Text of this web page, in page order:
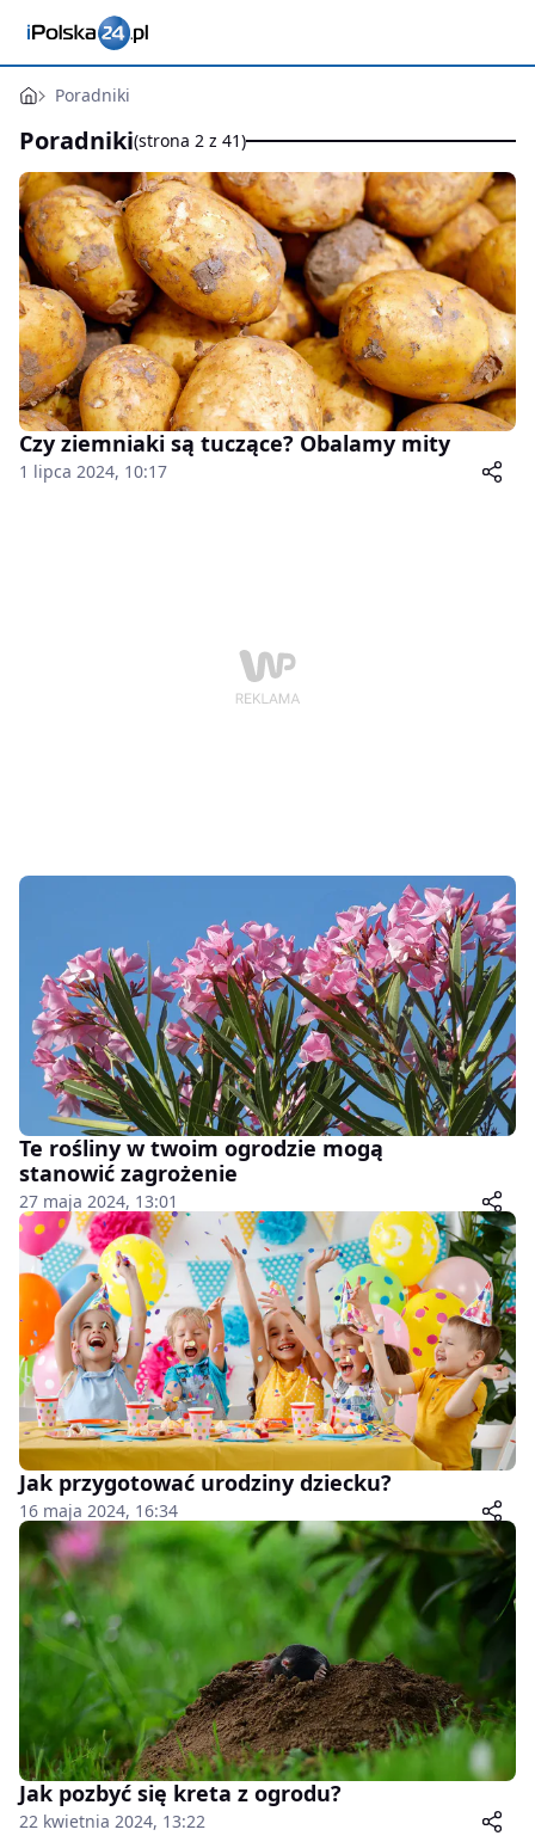
Poradniki
Poradniki(strona 2 z 41)
Czy ziemniaki są tuczące? Obalamy mity
1 lipca 2024, 10:17
Te rośliny w twoim ogrodzie mogą
stanowić zagrożenie
27 maja 2024, 13:01
Jak przygotować urodziny dziecku?
16 maja 2024, 16:34
Jak pozbyć się kreta z ogrodu?
22 kwietnia 2024, 13:22